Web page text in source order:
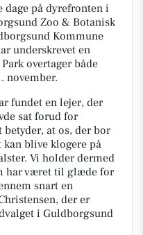
på dyrefronten i
Zoo & Botanisk
Kommune
underskrevet en
overtager både
november.
fundet en lejer, der
sat forud for
at os, der bor
blive klogere på
Vi holder dermed
har været til glæde for
snart en
der er
i Guldborgsund